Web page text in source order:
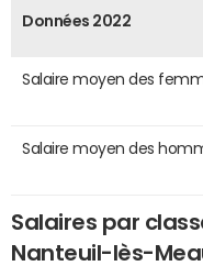
Données 2022
Salaire moyen des
Salaire moyen des
Salaires par
Nanteuil-lès-